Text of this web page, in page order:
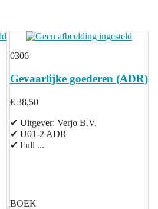
0306
Gevaarlijke goederen (ADR)
€ 38,50
✔ Uitgever: Verjo B.V.
✔ U01-2 ADR
✔ Full ...
BOEK